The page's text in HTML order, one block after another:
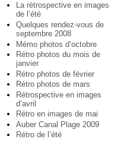
La rétrospective en images
de l’été
Quelques rendez-vous de
septembre 2008
Mémo photos d’octobre
Rétro photos du mois de
janvier
Rétro photos de février
Rétro photos de mars
Rétrospective en images
d’avril
Rétro en images de mai
Auber Canal Plage 2009
Rétro de l’été